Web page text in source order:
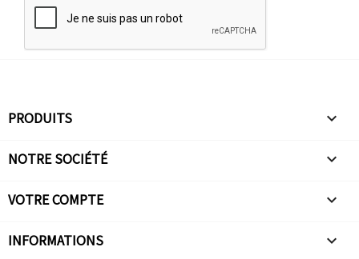
PRODUITS 
NOTRE SOCIÉTÉ 
VOTRE COMPTE 
INFORMATIONS keyboard_arrow_down